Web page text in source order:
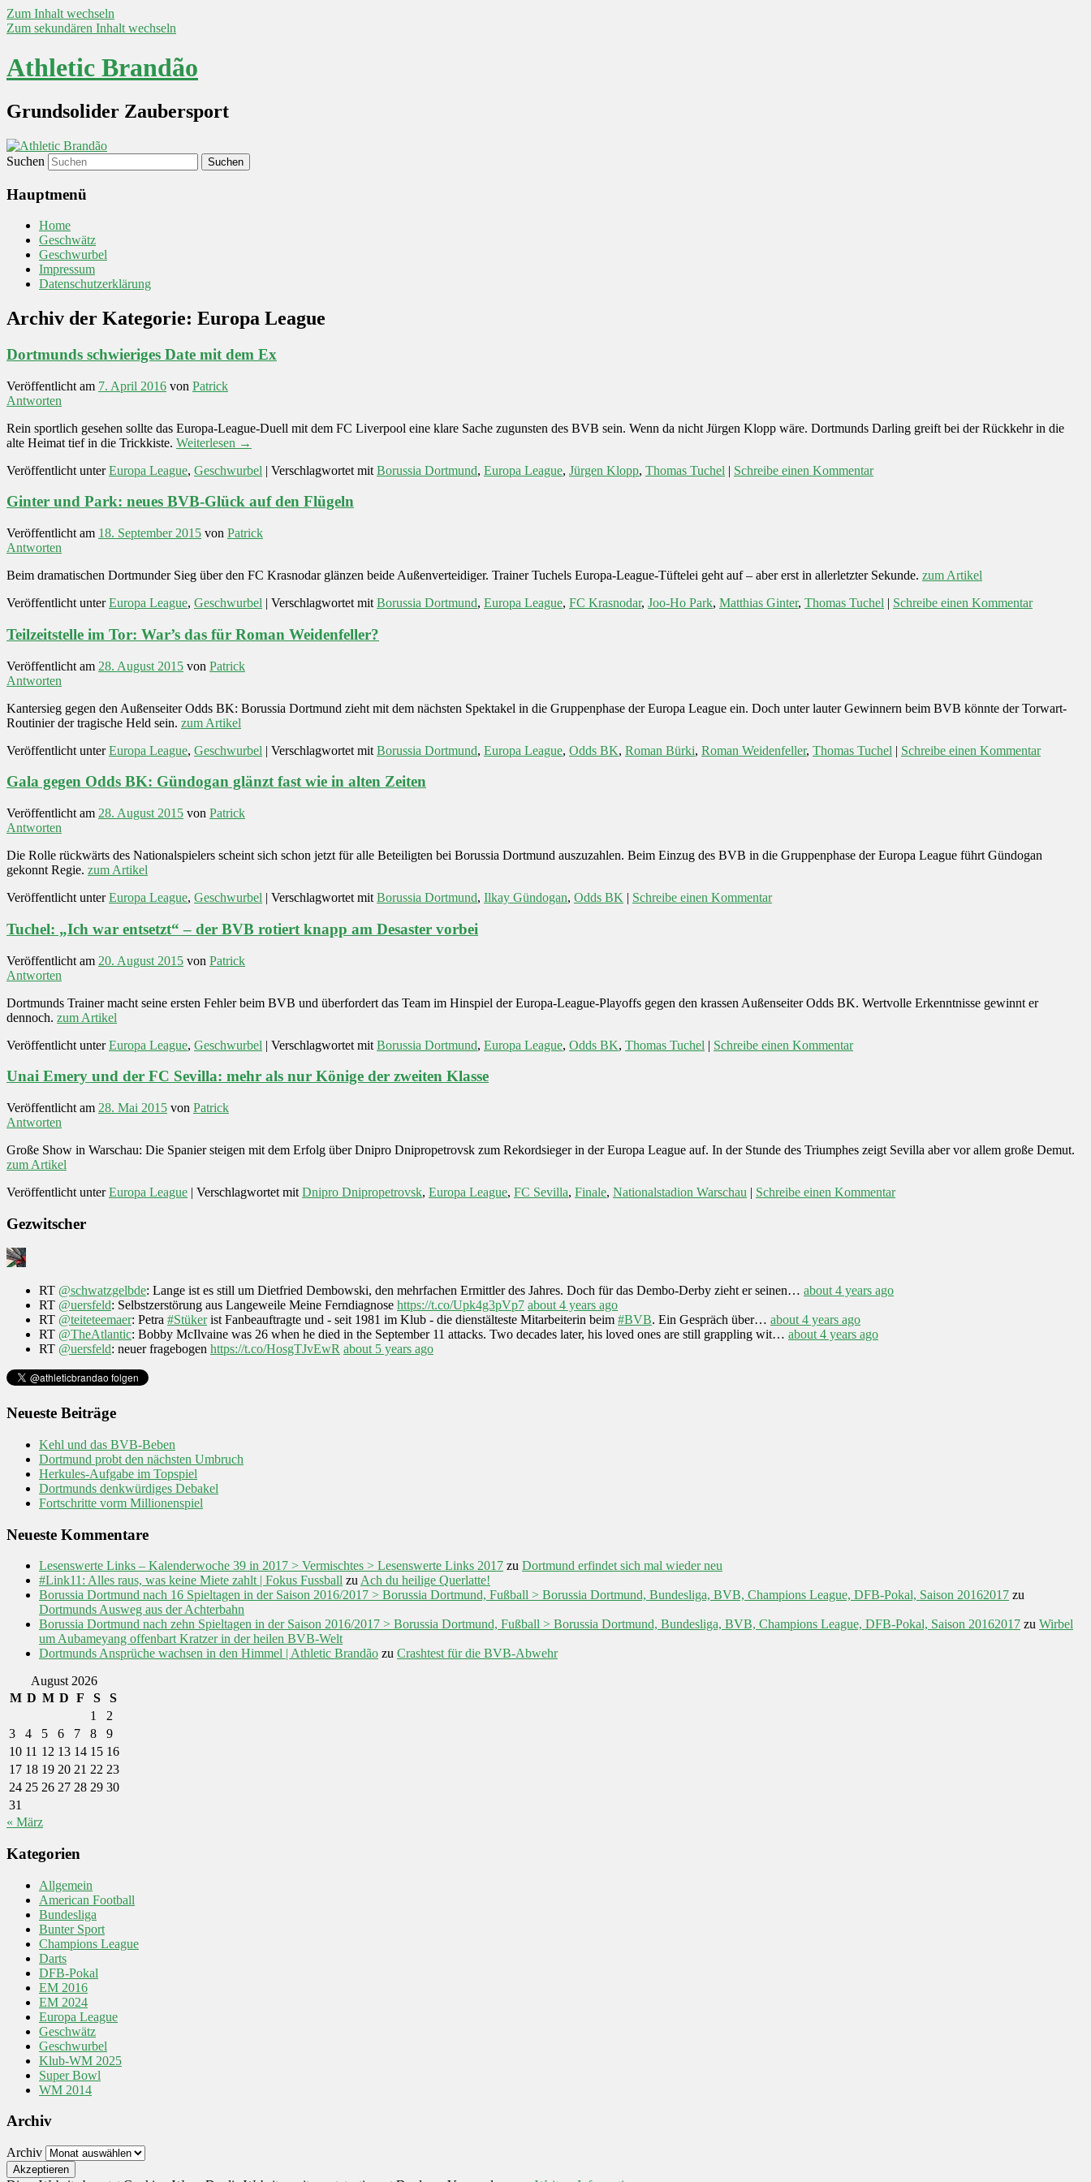
Zum Inhalt wechseln
Zum sekundären Inhalt wechseln
Athletic Brandão
Grundsolider Zaubersport
Suchen
Hauptmenü
Home
Geschwätz
Geschwurbel
Impressum
Datenschutzerklärung
Archiv der Kategorie: Europa League
Dortmunds schwieriges Date mit dem Ex
Veröffentlicht am 7. April 2016 von Patrick
Antworten
Rein sportlich gesehen sollte das Europa-League-Duell mit dem FC Liverpool eine klare Sache zugunsten des BVB sein. Wenn da nicht Jürgen Klopp wäre. Dortmunds Darling greift bei der Rückkehr in die
alte Heimat tief in die Trickkiste. Weiterlesen →
Veröffentlicht unter Europa League, Geschwurbel | Verschlagwortet mit Borussia Dortmund, Europa League, Jürgen Klopp, Thomas Tuchel | Schreibe einen Kommentar
Ginter und Park: neues BVB-Glück auf den Flügeln
Veröffentlicht am 18. September 2015 von Patrick
Antworten
Beim dramatischen Dortmunder Sieg über den FC Krasnodar glänzen beide Außenverteidiger. Trainer Tuchels Europa-League-Tüftelei geht auf – aber erst in allerletzter Sekunde. zum Artikel
Veröffentlicht unter Europa League, Geschwurbel | Verschlagwortet mit Borussia Dortmund, Europa League, FC Krasnodar, Joo-Ho Park, Matthias Ginter, Thomas Tuchel | Schreibe einen Kommentar
Teilzeitstelle im Tor: War’s das für Roman Weidenfeller?
Veröffentlicht am 28. August 2015 von Patrick
Antworten
Kantersieg gegen den Außenseiter Odds BK: Borussia Dortmund zieht mit dem nächsten Spektakel in die Gruppenphase der Europa League ein. Doch unter lauter Gewinnern beim BVB könnte der Torwart-
Routinier der tragische Held sein. zum Artikel
Veröffentlicht unter Europa League, Geschwurbel | Verschlagwortet mit Borussia Dortmund, Europa League, Odds BK, Roman Bürki, Roman Weidenfeller, Thomas Tuchel | Schreibe einen Kommentar
Gala gegen Odds BK: Gündogan glänzt fast wie in alten Zeiten
Veröffentlicht am 28. August 2015 von Patrick
Antworten
Die Rolle rückwärts des Nationalspielers scheint sich schon jetzt für alle Beteiligten bei Borussia Dortmund auszuzahlen. Beim Einzug des BVB in die Gruppenphase der Europa League führt Gündogan
gekonnt Regie. zum Artikel
Veröffentlicht unter Europa League, Geschwurbel | Verschlagwortet mit Borussia Dortmund, Ilkay Gündogan, Odds BK | Schreibe einen Kommentar
Tuchel: „Ich war entsetzt“ – der BVB rotiert knapp am Desaster vorbei
Veröffentlicht am 20. August 2015 von Patrick
Antworten
Dortmunds Trainer macht seine ersten Fehler beim BVB und überfordert das Team im Hinspiel der Europa-League-Playoffs gegen den krassen Außenseiter Odds BK. Wertvolle Erkenntnisse gewinnt er
dennoch. zum Artikel
Veröffentlicht unter Europa League, Geschwurbel | Verschlagwortet mit Borussia Dortmund, Europa League, Odds BK, Thomas Tuchel | Schreibe einen Kommentar
Unai Emery und der FC Sevilla: mehr als nur Könige der zweiten Klasse
Veröffentlicht am 28. Mai 2015 von Patrick
Antworten
Große Show in Warschau: Die Spanier steigen mit dem Erfolg über Dnipro Dnipropetrovsk zum Rekordsieger in der Europa League auf. In der Stunde des Triumphes zeigt Sevilla aber vor allem große Demut.
zum Artikel
Veröffentlicht unter Europa League | Verschlagwortet mit Dnipro Dnipropetrovsk, Europa League, FC Sevilla, Finale, Nationalstadion Warschau | Schreibe einen Kommentar
Gezwitscher
RT @schwatzgelbde: Lange ist es still um Dietfried Dembowski, den mehrfachen Ermittler des Jahres. Doch für das Dembo-Derby zieht er seinen… about 4 years ago
RT @uersfeld: Selbstzerstörung aus Langeweile Meine Ferndiagnose https://t.co/Upk4g3pVp7 about 4 years ago
RT @teiteteemaer: Petra #Stükerist Fanbeauftragte und - seit 1981 im Klub - die dienstälteste Mitarbeiterin beim #BVB. Ein Gespräch über… about 4 years ago
RT @TheAtlantic: Bobby McIlvaine was 26 when he died in the September 11 attacks. Two decades later, his loved ones are still grappling wit… about 4 years ago
RT @uersfeld: neuer fragebogen https://t.co/HosgTJvEwR about 5 years ago
Neueste Beiträge
Kehl und das BVB-Beben
Dortmund probt den nächsten Umbruch
Herkules-Aufgabe im Topspiel
Dortmunds denkwürdiges Debakel
Fortschritte vorm Millionenspiel
Neueste Kommentare
Lesenswerte Links – Kalenderwoche 39 in 2017 > Vermischtes > Lesenswerte Links 2017 zu Dortmund erfindet sich mal wieder neu
#Link11: Alles raus, was keine Miete zahlt | Fokus Fussball zu Ach du heilige Querlatte!
Borussia Dortmund nach 16 Spieltagen in der Saison 2016/2017 > Borussia Dortmund, Fußball > Borussia Dortmund, Bundesliga, BVB, Champions League, DFB-Pokal, Saison 20162017 zu
Dortmunds Ausweg aus der Achterbahn
Borussia Dortmund nach zehn Spieltagen in der Saison 2016/2017 > Borussia Dortmund, Fußball > Borussia Dortmund, Bundesliga, BVB, Champions League, DFB-Pokal, Saison 20162017 zu Wirbel
um Aubameyang offenbart Kratzer in der heilen BVB-Welt
Dortmunds Ansprüche wachsen in den Himmel | Athletic Brandão zu Crashtest für die BVB-Abwehr
August 2026
M D M D F S
S
1
2
3
4 5 6 7 8
9
10 11 12 13 14 15 16
17 18 19 20 21 22 23
24 25 26 27 28 29 30
31
« März
Kategorien
Allgemein
American Football
Bundesliga
Bunter Sport
Champions League
Darts
DFB-Pokal
EM 2016
EM 2024
Europa League
Geschwätz
Geschwurbel
Klub-WM 2025
Super Bowl
WM 2014
Archiv
Archiv